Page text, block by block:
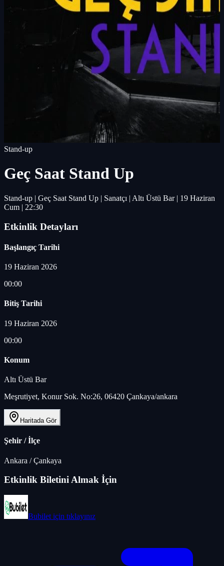
Stand-up
Geç Saat Stand Up
Stand-up | Geç Saat Stand Up | Sanatçı | Altı Üstü Bar | 19 Haziran
Cum | 22:30
Etkinlik Detayları
Başlangıç Tarihi
19 Haziran 2026
00:00
Bitiş Tarihi
19 Haziran 2026
00:00
Konum
Altı Üstü Bar
Meşrutiyet, Konur Sok. No:26, 06420 Çankaya/ankara
Haritada Gör
Şehir / İlçe
Ankara /Çankaya
Etkinlik Biletini Almak İçin
Bubilet için tıklayınız